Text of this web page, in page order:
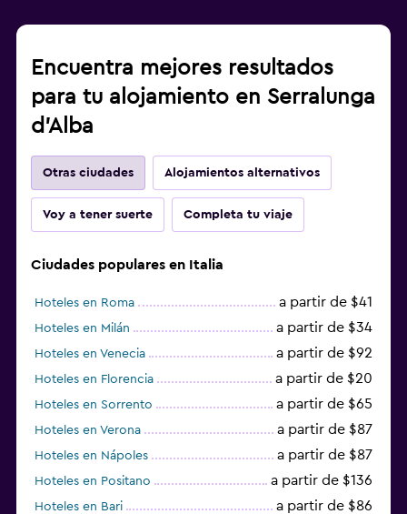
Encuentra mejores resultados
para tu alojamiento en Serralunga
d'Alba
Otras ciudades Alojamientos alternativos
Voy a tener suerte Completa tu viaje
Ciudades populares en Italia
Hoteles en Roma a partir de $41
Hoteles en Milán a partir de $34
Hoteles en Venecia a partir de $92
Hoteles en Florencia a partir de $20
Hoteles en Sorrento a partir de $65
Hoteles en Verona a partir de $87
Hoteles en Nápoles a partir de $87
Hoteles en Positano a partir de $136
Hoteles en Bari a partir de $86